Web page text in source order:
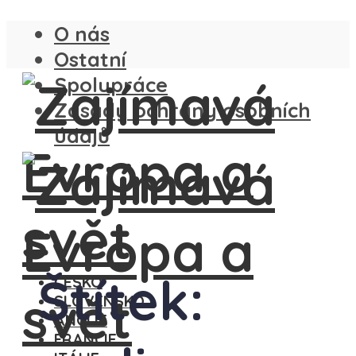
O nás
Ostatní
Spolupráce
Zásady ochrany osobních
údajů
ČESKO
SLOVENSKO
ANGLIE
FRANCIE
Štítek: